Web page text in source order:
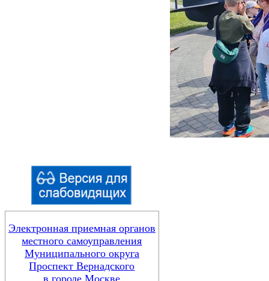
Электронная приемная органов
местного самоуправления
Муниципального округа
Проспект Вернадского